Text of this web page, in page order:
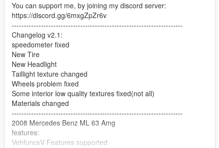
You can support me, by joining my discord server:
https://discord.gg/6mxgZpZr6v
----------------------------------------------------------------------
Changelog v2.1:
speedometer fixed
New Tire
New Headlight
Taillight texture changed
Wheels problem fixed
Some interior low quality textures fixed(not all)
Materials changed
----------------------------------------------------------------------
2008 Mercedes Benz ML 63 Amg
features:
VehfuncsV Features supported